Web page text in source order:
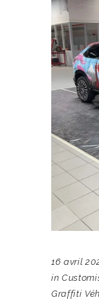
16 avril
in
Graffiti